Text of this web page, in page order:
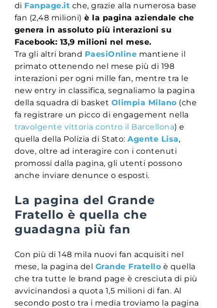
di Fanpage.it che, grazie alla numerosa base
fan (2,48 milioni) è la pagina aziendale che
genera in assoluto più interazioni su
Facebook: 13,9 milioni nel mese.
Tra gli altri brand PaesiOnline mantiene il
primato ottenendo nel mese più di 198
interazioni per ogni mille fan, mentre tra le
new entry in classifica, segnaliamo la pagina
della squadra di basket Olimpia Milano (che
fa registrare un picco di engagement nella
travolgente vittoria contro il Barcellona) e
quella della Polizia di Stato:Agente Lisa,
dove, oltre ad interagire con i contenuti
promossi dalla pagina, gli utenti possono
anche inviare denunce o esposti.
La pagina del Grande
Fratello è quella che
guadagna più fan
Con più di 148 mila nuovi fan acquisiti nel
mese, la pagina del Grande Fratello è quella
che tra tutte le brand page è cresciuta di più
avvicinandosi a quota 1,5 milioni di fan. Al
secondo posto tra i media troviamo la pagina